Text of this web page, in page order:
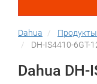
Dahua Продукты
DH-IS4410-6GT-
Dahua DH-